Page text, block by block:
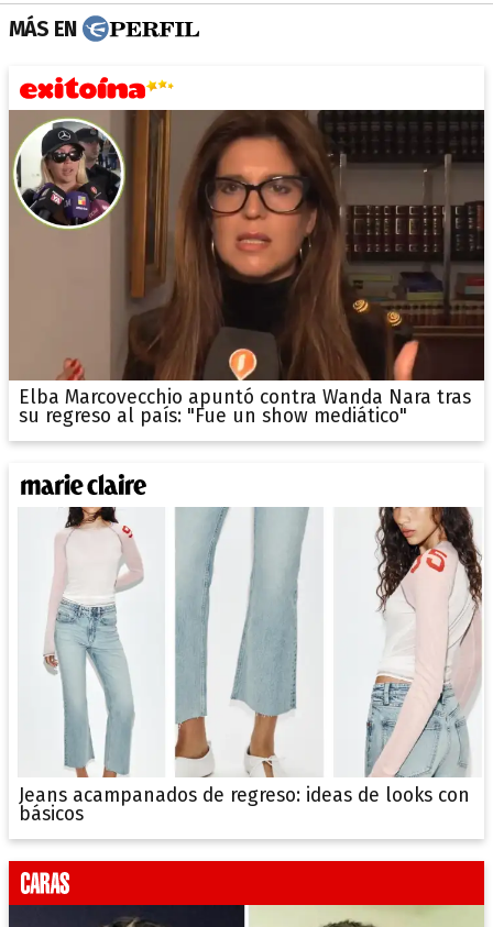
MÁS EN
Elba Marcovecchio apuntó contra Wanda Nara tras
su regreso al país: "Fue un show mediático"
Jeans acampanados de regreso: ideas de looks con
básicos